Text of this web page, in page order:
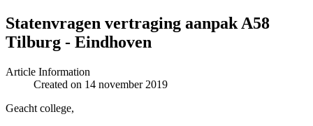
Statenvragen vertraging aanpak A58
Tilburg - Eindhoven
Article Information
Created on 14 november 2019
Geacht college,